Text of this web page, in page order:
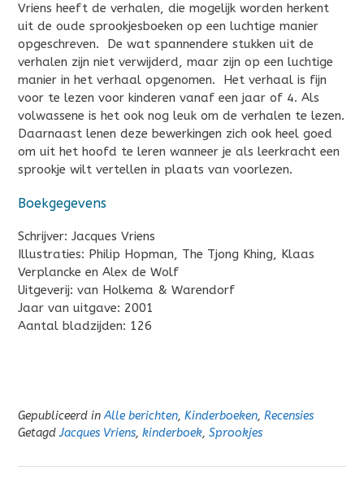
Vriens heeft de verhalen, die mogelijk worden herkent
uit de oude sprookjesboeken op een luchtige manier
opgeschreven. De wat spannendere stukken uit de
verhalen zijn niet verwijderd, maar zijn op een luchtige
manier in het verhaal opgenomen. Het verhaal is fijn
voor te lezen voor kinderen vanaf een jaar of 4. Als
volwassene is het ook nog leuk om de verhalen te lezen.
Daarnaast lenen deze bewerkingen zich ook heel goed
om uit het hoofd te leren wanneer je als leerkracht een
sprookje wilt vertellen in plaats van voorlezen.
Boekgegevens
Schrijver: Jacques Vriens
Illustraties: Philip Hopman, The Tjong Khing, Klaas
Verplancke en Alex de Wolf
Uitgeverij: van Holkema & Warendorf
Jaar van uitgave: 2001
Aantal bladzijden: 126
Gepubliceerd inAlle berichten, Kinderboeken, Recensies
GetagdJacques Vriens, kinderboek, Sprookjes